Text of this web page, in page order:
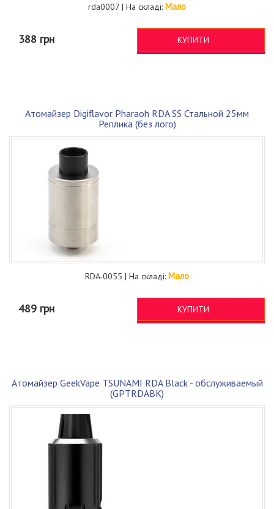
rda0007 | На складі: Мало
388 грн КУПИТИ
Атомайзер Digiflavor Pharaoh RDA SS Стальной 25мм
Реплика (без лого)
RDA-0055 | На складі: Мало
489 грн КУПИТИ
Атомайзер GeekVape TSUNAMI RDA Black - обслуживаемый
(GPTRDABK)